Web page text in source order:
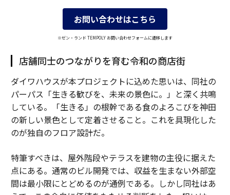
お問い合わせはこちら
※ゼン・ランド TEMPOLY お問い合わせフォームに遷移します
店舗同士のつながりを育む令和の商店街
ダイワハウスが本プロジェクトに込めた思いは、同社の
パーパス「生きる歓びを、未来の景色に。」と深く共鳴
している。「生きる」の根幹である食のよろこびを神田
の新しい景色として定着させること。これを具現化した
のが独自のフロア設計だ。
特筆すべきは、屋外階段やテラスを建物の主役に据えた
点にある。通常のビル開発では、収益を生まない外部空
間は最小限にとどめるのが通例である。しかし同社はあ